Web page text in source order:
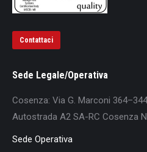
Contattaci
Sede Legale/Operativa
Cosenza: Via G. Marconi
Autostrada A2 SA-RC Cosenza
Sede Operativa